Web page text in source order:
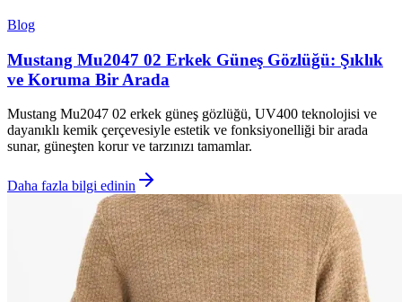
Blog
Mustang Mu2047 02 Erkek Güneş Gözlüğü: Şıklık
ve Koruma Bir Arada
Mustang Mu2047 02 erkek güneş gözlüğü, UV400 teknolojisi ve
dayanıklı kemik çerçevesiyle estetik ve fonksiyonelliği bir arada
sunar, güneşten korur ve tarzınızı tamamlar.
Daha fazla bilgi edinin